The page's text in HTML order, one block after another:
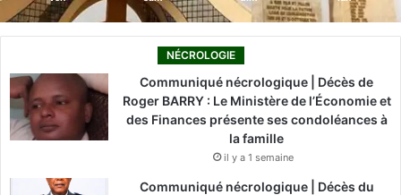
NÉCROLOGIE
Communiqué nécrologique | Décès de
Roger BARRY : Le Ministère de l’Économie et
des Finances présente ses condoléances à
la famille
il y a 1 semaine
Communiqué nécrologique | Décès du